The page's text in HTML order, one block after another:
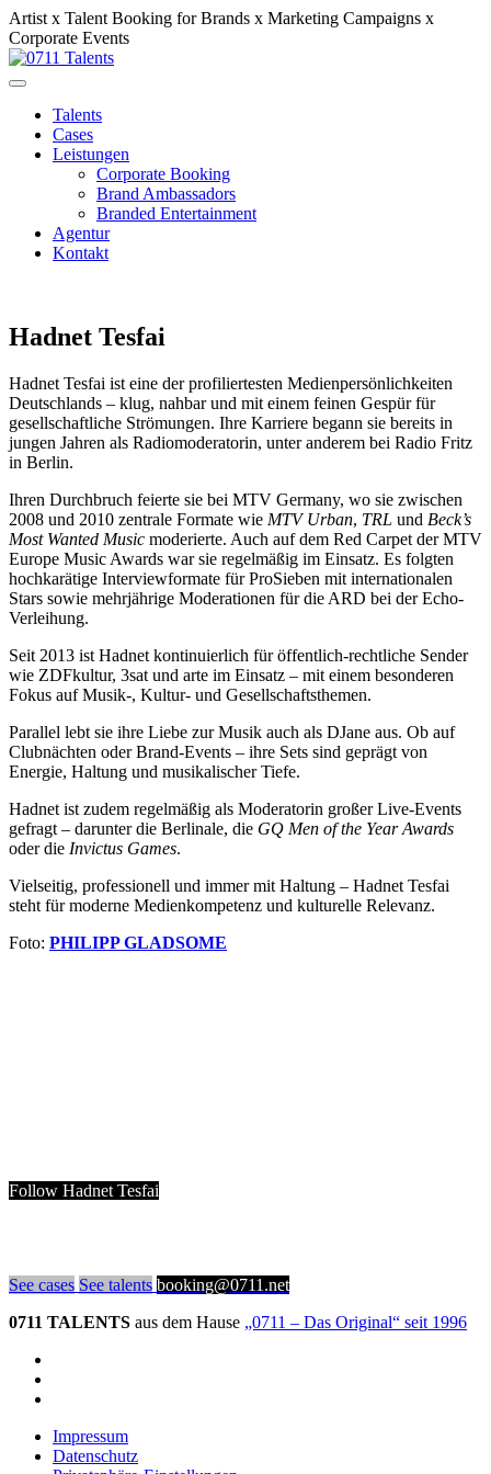
Artist x Talent Booking for Brands x Marketing Campaigns x
Corporate Events
Talents
Cases
Leistungen
Corporate Booking
Brand Ambassadors
Branded Entertainment
Agentur
Kontakt
Hadnet Tesfai
Hadnet Tesfai ist eine der profiliertesten Medienpersönlichkeiten
Deutschlands – klug, nahbar und mit einem feinen Gespür für
gesellschaftliche Strömungen. Ihre Karriere begann sie bereits in
jungen Jahren als Radiomoderatorin, unter anderem bei Radio Fritz
in Berlin.
Ihren Durchbruch feierte sie bei MTV Germany, wo sie zwischen
2008 und 2010 zentrale Formate wie MTV Urban, TRL und Beck’s
Most Wanted Music moderierte. Auch auf dem Red Carpet der MTV
Europe Music Awards war sie regelmäßig im Einsatz. Es folgten
hochkarätige Interviewformate für ProSieben mit internationalen
Stars sowie mehrjährige Moderationen für die ARD bei der Echo-
Verleihung.
Seit 2013 ist Hadnet kontinuierlich für öffentlich-rechtliche Sender
wie ZDFkultur, 3sat und arte im Einsatz – mit einem besonderen
Fokus auf Musik-, Kultur- und Gesellschaftsthemen.
Parallel lebt sie ihre Liebe zur Musik auch als DJane aus. Ob auf
Clubnächten oder Brand-Events – ihre Sets sind geprägt von
Energie, Haltung und musikalischer Tiefe.
Hadnet ist zudem regelmäßig als Moderatorin großer Live-Events
gefragt – darunter die Berlinale, die GQ Men of the Year Awards
oder die Invictus Games.
Vielseitig, professionell und immer mit Haltung – Hadnet Tesfai
steht für moderne Medienkompetenz und kulturelle Relevanz.
Foto: PHILIPP GLADSOME
Follow Hadnet Tesfai
See cases See talents booking@0711.net
0711 TALENTS aus dem Hause „0711 – Das Original“ seit 1996
Impressum
Datenschutz